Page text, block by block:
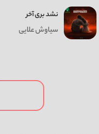
نشد بری آخر
سیاوش علایی